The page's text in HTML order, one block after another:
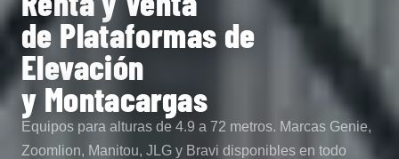
de Plataformas de
Elevación
y Montacargas
Equipos para alturas de 4.9 a 72 metros. Marcas Genie,
Zoomlion, Manitou, JLG y Bravi disponibles en todo